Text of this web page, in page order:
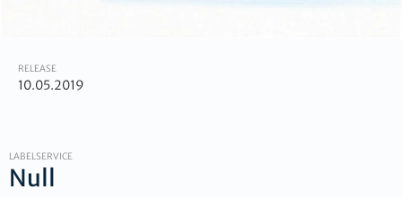
RELEASE
10.05.2019
LABELSERVICE
Null